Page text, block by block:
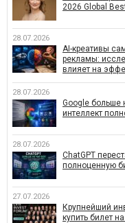
2026 Global
28.07.2026
AI-креативы
рекламы:
влияет на
28.07.2026
Google больше
интеллект
28.07.2026
ChatGPT
полноценную
27.07.2026
Крупнейший
купить билет